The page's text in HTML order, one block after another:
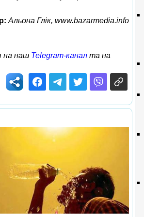
Альона Глік, www.bazarmedia.info
на наш Telegram-канал та на